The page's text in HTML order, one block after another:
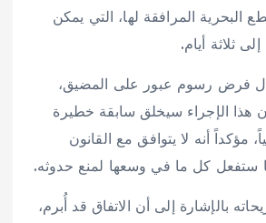
البحرية المرافقة لها، التي يمكن
ثلاثة أيام.
فرض رسوم عبور على المضيق،
هذا الإجراء سيخلق سابقة خطيرة
مؤكداً أنه لا يتوافق مع القانون
ستفعل كل ما في وسعها لمنع حدوثه.
بالإشارة إلى أن الاتفاق قد أُبرم،